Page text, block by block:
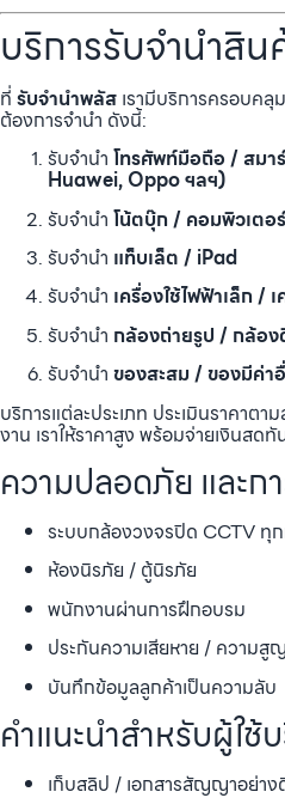
บริการรับจำนำสิน
ที่ รับจำนำพลัส เรามีบริการครอบค
ต้องการจำนำ ดังนี้:
รับจำนำ โทรศัพท์มือถือ / สมา
Huawei, Oppo ฯลฯ)
รับจำนำ โน้ตบุ๊ก / คอมพิวเตอ
รับจำนำ แท็บเล็ต / iPad
รับจำนำ เครื่องใช้ไฟฟ้าเล็ก /
รับจำนำ กล้องถ่ายรูป / กล้อ
รับจำนำ ของสะสม / ของมีค่า
บริการแต่ละประเภท ประเมินราคาต
งาน เราให้ราคาสูง พร้อมจ่ายเงินสดทั
ความปลอดภัย และก
ระบบกล้องวงจรปิด CCTV ทุ
ห้องนิรภัย / ตู้นิรภัย
พนักงานผ่านการฝึกอบรม
ประกันความเสียหาย / ความสู
บันทึกข้อมูลลูกค้าเป็นความลับ
คำแนะนำสำหรับผู้ใช้
เก็บสลิป / เอกสารสัญญาอย่าง